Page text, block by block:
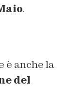
.
è anche la
del